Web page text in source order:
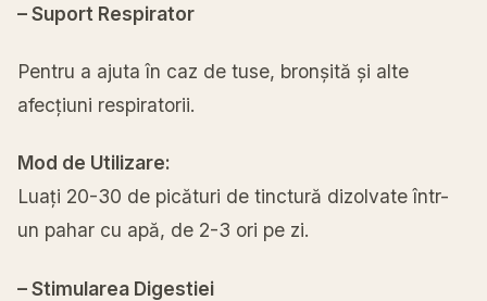
– Suport Respirator
Pentru a ajuta în caz de tuse, bronșită și alte
afecțiuni respiratorii.
Mod de Utilizare:
Luați 20-30 de picături de tinctură dizolvate într-
un pahar cu apă, de 2-3 ori pe zi.
– Stimularea Digestiei